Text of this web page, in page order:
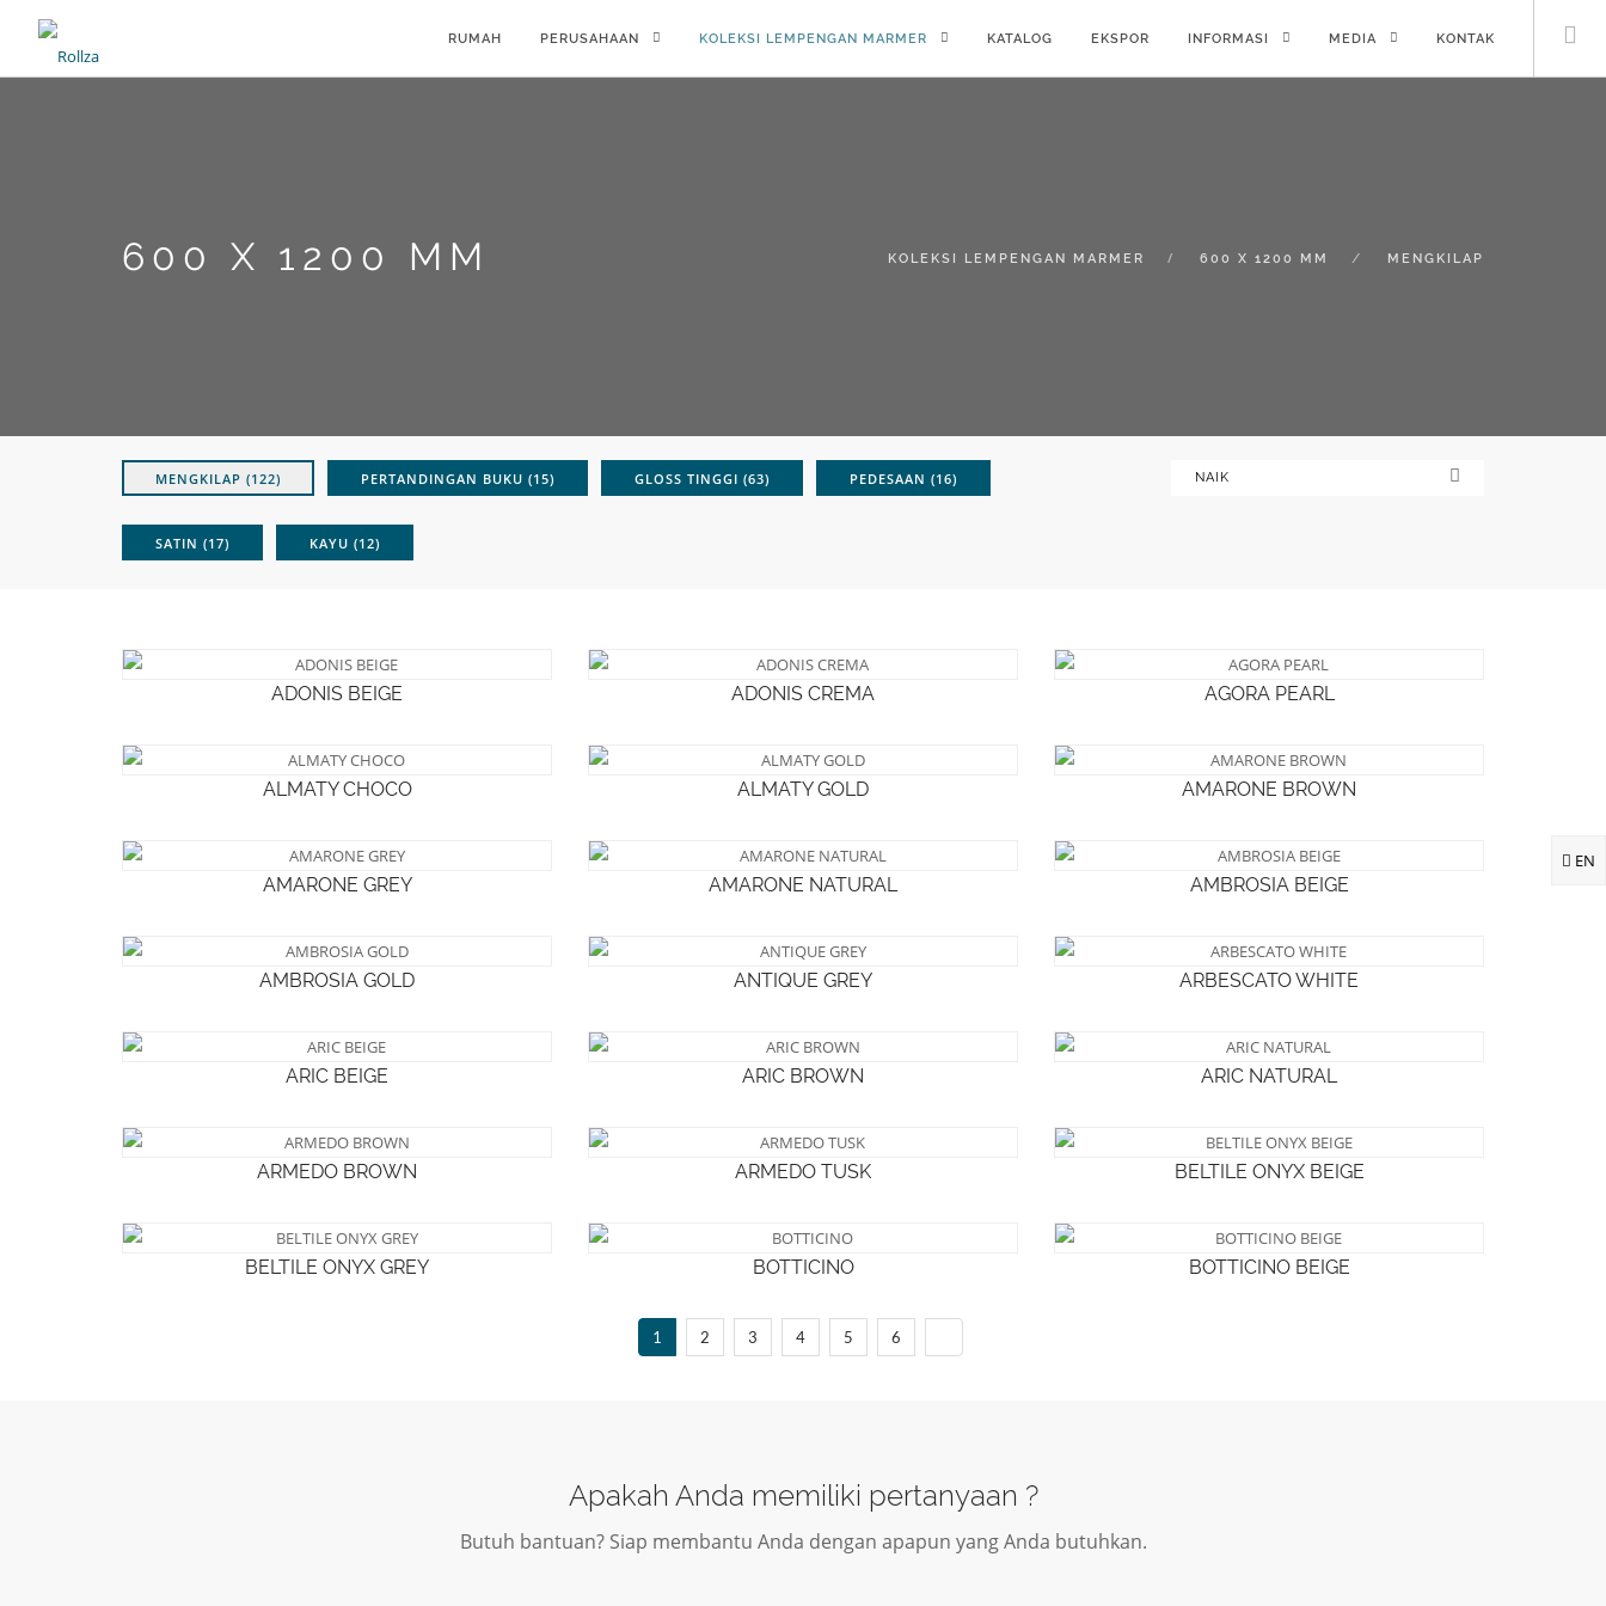
RUMAH PERUSAHAAN KOLEKSI LEMPENGAN MARMER KATALOG EKSPOR INFORMASI MEDIA KONTAK
EN
600 X 1200 MM KOLEKSI LEMPENGAN MARMER 600 X 1200 MM MENGKILAP
MENGKILAP (122) PERTANDINGAN BUKU (15) GLOSS TINGGI (63) PEDESAAN (16)
SATIN (17) KAYU (12)
ADONIS BEIGE ADONIS CREMA AGORA PEARL
ALMATY CHOCO ALMATY GOLD AMARONE BROWN
AMARONE GREY AMARONE NATURAL AMBROSIA BEIGE
AMBROSIA GOLD ANTIQUE GREY ARBESCATO WHITE
ARIC BEIGE ARIC BROWN ARIC NATURAL
ARMEDO BROWN ARMEDO TUSK BELTILE ONYX BEIGE
BELTILE ONYX GREY BOTTICINO BOTTICINO BEIGE
1 2 3 4 5 6
Apakah Anda memiliki pertanyaan ?
Butuh bantuan? Siap membantu Anda dengan apapun yang Anda butuhkan.